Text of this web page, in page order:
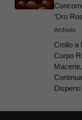
‘Oro
Archivio
Crollo a
Corpo
Dispersi